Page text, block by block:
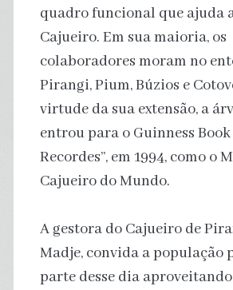
quadro funcional que ajuda
Cajueiro. Em sua maioria, os
colaboradores moram no
Pirangi, Pium, Búzios e
virtude da sua extensão, a
entrou para o Guinness Book
Recordes”, em 1994, como o
Cajueiro do Mundo.
A gestora do Cajueiro de
Madje, convida a população
parte desse dia